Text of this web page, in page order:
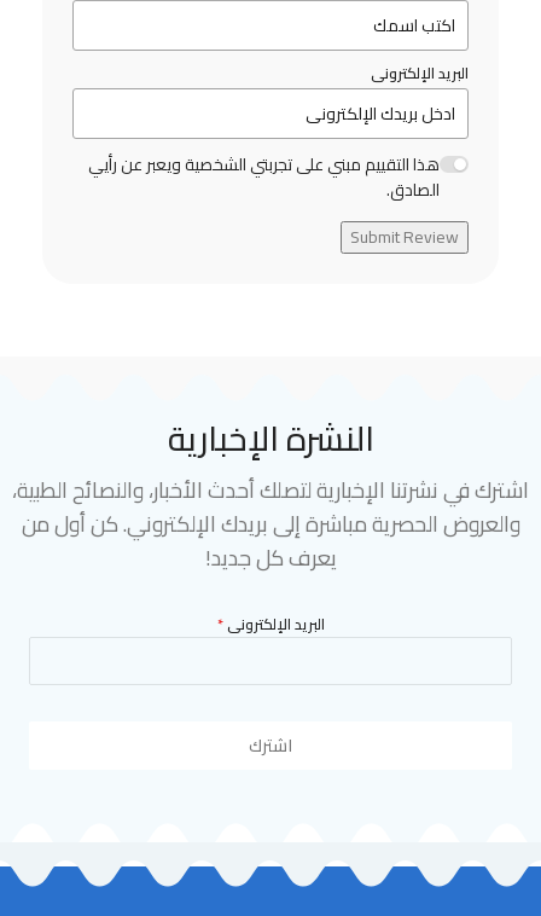
البريد الإلكترونى
هذا التقييم مبني على تجربتي الشخصية ويعبر عن رأيي
الصادق.
Submit Review
النشرة الإخبارية
اشترك في نشرتنا الإخبارية لتصلك أحدث الأخبار، والنصائح الطبية،
والعروض الحصرية مباشرة إلى بريدك الإلكتروني. كن أول من
يعرف كل جديد!
البريد الإلكترونى*
اشترك